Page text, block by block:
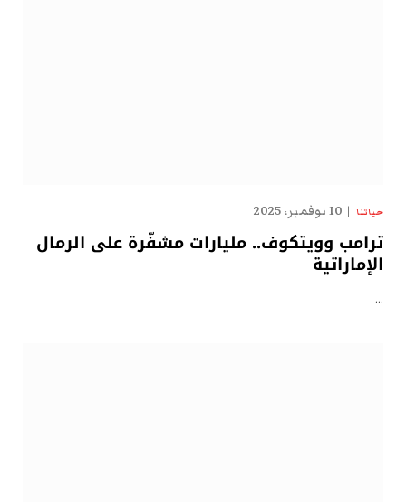
حياتنا 10 نوفمبر، 2025
ترامب وويتكوف.. مليارات مشفّرة على الرمال
الإماراتية
…